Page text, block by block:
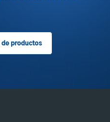
de productos